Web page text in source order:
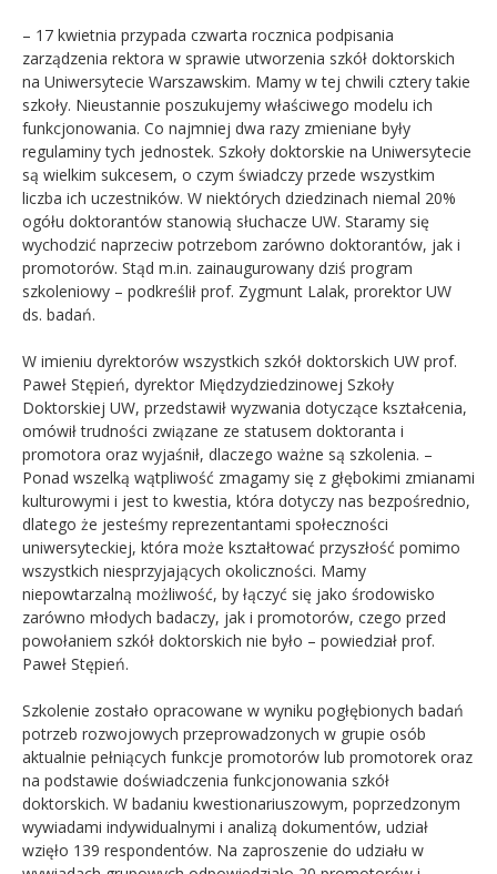
– 17 kwietnia przypada czwarta rocznica podpisania
zarządzenia rektora w sprawie utworzenia szkół doktorskich
na Uniwersytecie Warszawskim. Mamy w tej chwili cztery takie
szkoły. Nieustannie poszukujemy właściwego modelu ich
funkcjonowania. Co najmniej dwa razy zmieniane były
regulaminy tych jednostek. Szkoły doktorskie na Uniwersytecie
są wielkim sukcesem, o czym świadczy przede wszystkim
liczba ich uczestników. W niektórych dziedzinach niemal 20%
ogółu doktorantów stanowią słuchacze UW. Staramy się
wychodzić naprzeciw potrzebom zarówno doktorantów, jak i
promotorów. Stąd m.in. zainaugurowany dziś program
szkoleniowy – podkreślił prof. Zygmunt Lalak, prorektor UW
ds. badań.
W imieniu dyrektorów wszystkich szkół doktorskich UW prof.
Paweł Stępień, dyrektor Międzydziedzinowej Szkoły
Doktorskiej UW, przedstawił wyzwania dotyczące kształcenia,
omówił trudności związane ze statusem doktoranta i
promotora oraz wyjaśnił, dlaczego ważne są szkolenia. –
Ponad wszelką wątpliwość zmagamy się z głębokimi zmianami
kulturowymi i jest to kwestia, która dotyczy nas bezpośrednio,
dlatego że jesteśmy reprezentantami społeczności
uniwersyteckiej, która może kształtować przyszłość pomimo
wszystkich niesprzyjających okoliczności. Mamy
niepowtarzalną możliwość, by łączyć się jako środowisko
zarówno młodych badaczy, jak i promotorów, czego przed
powołaniem szkół doktorskich nie było – powiedział prof.
Paweł Stępień.
Szkolenie zostało opracowane w wyniku pogłębionych badań
potrzeb rozwojowych przeprowadzonych w grupie osób
aktualnie pełniących funkcje promotorów lub promotorek oraz
na podstawie doświadczenia funkcjonowania szkół
doktorskich. W badaniu kwestionariuszowym, poprzedzonym
wywiadami indywidualnymi i analizą dokumentów, udział
wzięło 139 respondentów. Na zaproszenie do udziału w